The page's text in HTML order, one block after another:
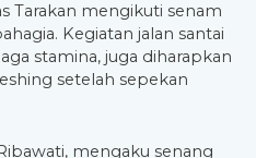
Tarakan mengikuti senam
Kegiatan jalan santai
stamina, juga diharapkan
setelah sepekan
mengaku senang